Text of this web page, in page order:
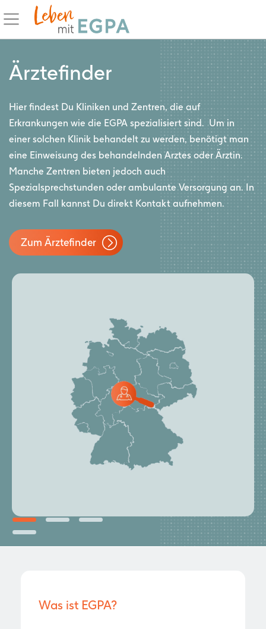
Ärztefinder
Hier findest Du Kliniken und Zentren, die auf
Erkrankungen wie die EGPA spezialisiert sind. Um in
einer solchen Klinik behandelt zu werden, benötigt man
eine Einweisung des behandelnden Arztes oder Ärztin.
Manche Zentren bieten jedoch auch
Spezialsprechstunden oder ambulante Versorgung an. In
diesem Fall kannst Du direkt Kontakt aufnehmen.
Zum Ärztefinder
Was ist EGPA?